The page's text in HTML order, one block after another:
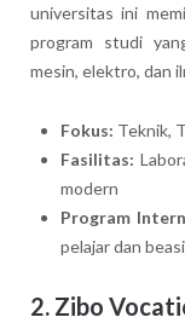
universitas ini
program studi
mesin, elektro, dan
Fokus: Teknik,
Fasilitas:
modern
Program
pelajar dan
2. Zibo